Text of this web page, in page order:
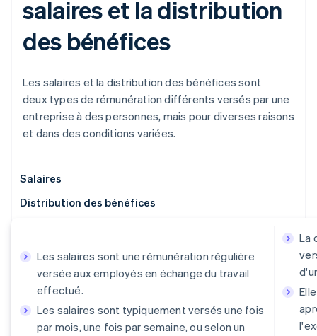
salaires et la distribution
des bénéfices
Les salaires et la distribution des bénéfices sont
deux types de rémunération différents versés par une
entreprise à des personnes, mais pour diverses raisons
et dans des conditions variées.
Salaires
Distribution des bénéfices
Les salaires sont une rémunération régulière
versée aux employés en échange du travail
effectué.
Les salaires sont typiquement versés une fois
par mois, une fois par semaine, ou selon un
La